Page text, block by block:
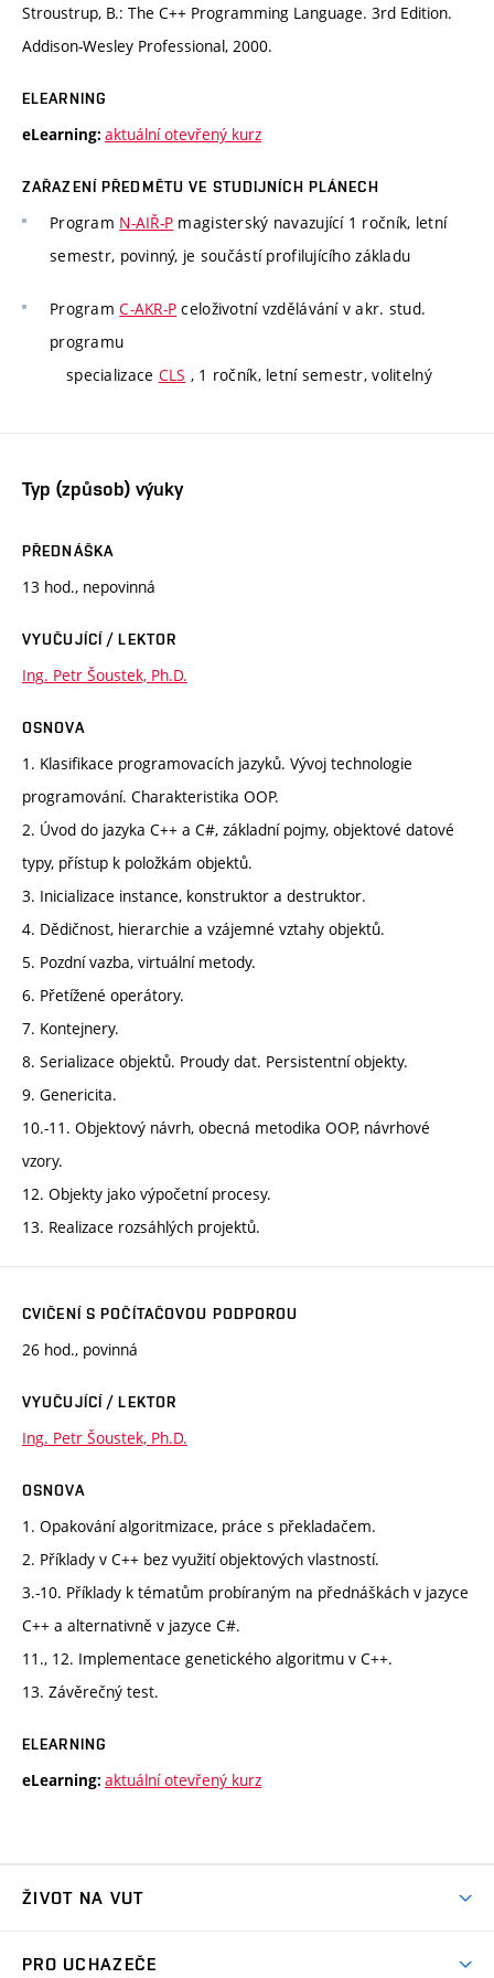
Stroustrup, B.: The C++ Programming Language. 3rd Edition.
Addison-Wesley Professional, 2000.
ELEARNING
eLearning: aktuální otevřený kurz
ZAŘAZENÍ PŘEDMĚTU VE STUDIJNÍCH PLÁNECH
Program N-AIŘ-P magisterský navazující 1 ročník, letní
semestr, povinný, je součástí profilujícího základu
ProgramC-AKR-P celoživotní vzdělávání v akr. stud.
programu
specializace CLS , 1 ročník, letní semestr, volitelný
Typ (způsob) výuky
PŘEDNÁŠKA
13 hod., nepovinná
VYUČUJÍCÍ / LEKTOR
Ing. Petr Šoustek, Ph.D.
OSNOVA
1. Klasifikace programovacích jazyků. Vývoj technologie
programování. Charakteristika OOP.
2. Úvod do jazyka C++ a C#, základní pojmy, objektové datové
typy, přístup k položkám objektů.
3. Inicializace instance, konstruktor a destruktor.
4. Dědičnost, hierarchie a vzájemné vztahy objektů.
5. Pozdní vazba, virtuální metody.
6. Přetížené operátory.
7. Kontejnery.
8. Serializace objektů. Proudy dat. Persistentní objekty.
9. Genericita.
10.-11. Objektový návrh, obecná metodika OOP, návrhové
vzory.
12. Objekty jako výpočetní procesy.
13. Realizace rozsáhlých projektů.
CVIČENÍ S POČÍTAČOVOU PODPOROU
26 hod., povinná
VYUČUJÍCÍ / LEKTOR
Ing. Petr Šoustek, Ph.D.
OSNOVA
1. Opakování algoritmizace, práce s překladačem.
2. Příklady v C++ bez využití objektových vlastností.
3.-10. Příklady k tématům probíraným na přednáškách v jazyce
C++ a alternativně v jazyce C#.
11., 12. Implementace genetického algoritmu v C++.
13. Závěrečný test.
ELEARNING
eLearning: aktuální otevřený kurz
ŽIVOT NA VUT
PRO UCHAZEČE